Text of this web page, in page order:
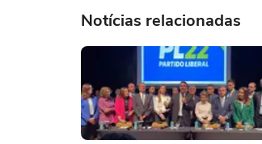
Notícias relacionadas